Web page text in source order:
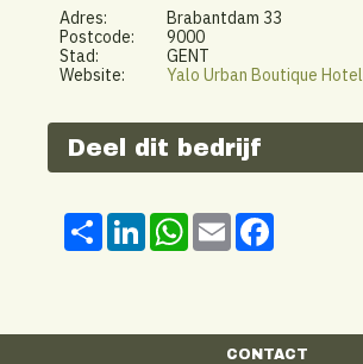
Adres:
Brabantdam 33
Postcode:
9000
Stad:
GENT
Website:
Yalo Urban Boutique Hotel
Deel dit bedrijf
Share LinkedInWhatsApp
Email
CONTACT